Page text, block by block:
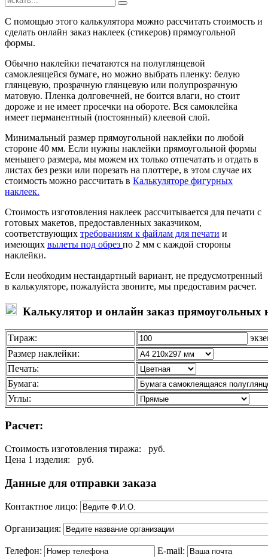
С помощью этого калькулятора можно рассчитать стоимость и
сделать онлайн заказ наклеек (стикеров) прямоугольной
формы.
Обычно наклейки печатаются на полуглянцевой
самоклеящейся бумаге, но можно выбрать пленку: белую
глянцевую, прозрачную глянцевую или полупрозрачную
матовую. Пленка долговечней, не боится влаги, но стоит
дороже и не имеет просечки на обороте. Вся самоклейка
имеет перманентный (постоянный) клеевой слой.
Минимальный размер прямоугольной наклейки по любой
стороне 40 мм. Если нужны наклейки прямоугольной формы
меньшего размера, мы можем их только отпечатать и отдать в
листах без резки или порезать на плоттере, в этом случае их
стоимость можно рассчитать в Калькуляторе фигурных
наклеек.
Стоимость изготовления наклеек рассчитывается для печати с
готовых макетов, предоставленных заказчиком,
соответствующих требованиям к файлам для печати и
имеющих вылеты под обрез по 2 мм с каждой стороны
наклейки.
Если необходим нестандартный вариант, не предусмотренный
в калькуляторе, пожалуйста звоните, мы предоставим расчет.
Калькулятор и онлайн заказ прямоугольных
Тираж:
Размер наклейки:
Печать:
Бумага:
Углы:
Расчет:
Стоимость изготовления тиража:
руб.
Цена 1 изделия:
руб.
Данные для отправки заказа
Контактное лицо:
Организация:
Телефон: E-mail: